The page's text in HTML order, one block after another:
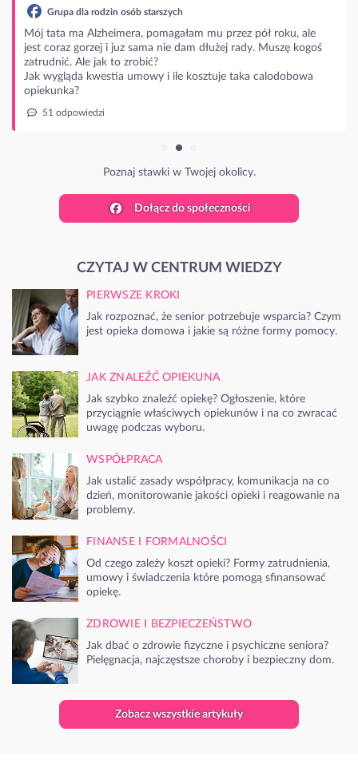
Grupa dla rodzin osób starszych
Mój tata ma Alzheimera, pomagałam mu przez pół roku, ale
jest coraz gorzej i juz sama nie dam dłużej rady. Muszę kogoś
zatrudnić. Ale jak to zrobić?
Jak wygląda kwestia umowy i ile kosztuje taka calodobowa
opiekunka?
51 odpowiedzi
Poznaj stawki w Twojej okolicy.
Dołącz do społeczności
CZYTAJ W CENTRUM WIEDZY
PIERWSZE KROKI
Jak rozpoznać, że senior potrzebuje wsparcia? Czym
jest opieka domowa i jakie są różne formy pomocy.
JAK ZNALEŹĆ OPIEKUNA
Jak szybko znaleźć opiekę? Ogłoszenie, które
przyciągnie właściwych opiekunów i na co zwracać
uwagę podczas wyboru.
WSPÓŁPRACA
Jak ustalić zasady współpracy, komunikacja na co
dzień, monitorowanie jakości opieki i reagowanie na
problemy.
FINANSE I FORMALNOŚCI
Od czego zależy koszt opieki? Formy zatrudnienia,
umowy i świadczenia które pomogą sfinansować
opiekę.
ZDROWIE I BEZPIECZEŃSTWO
Jak dbać o zdrowie fizyczne i psychiczne seniora?
Pielęgnacja, najczęstsze choroby i bezpieczny dom.
Zobacz wszystkie artykuły